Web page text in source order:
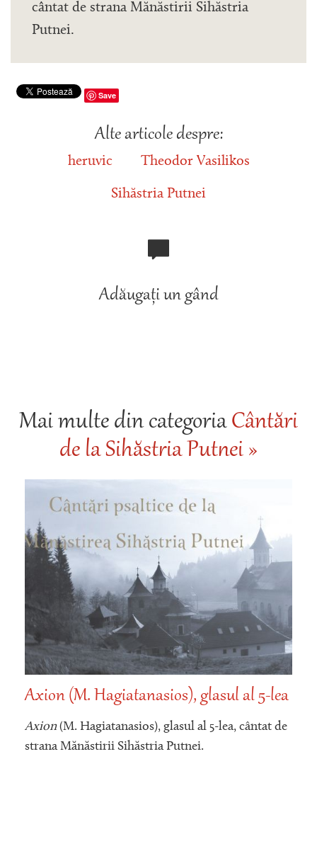
cântat de strana Mănăstirii Sihăstria
Putnei.
Save
Alte articole despre:
heruvic Theodor Vasilikos
Sihăstria Putnei
Adăugați un gând
Mai multe din categoriaCântări
de la Sihăstria Putnei »
Axion (M. Hagiatanasios), glasul al 5-lea
Axion(M. Hagiatanasios), glasul al 5-lea, cântat de
strana Mănăstirii Sihăstria Putnei.